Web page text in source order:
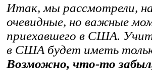
Итак, мы рассмотрели, на
очевидные, но важные
приехавшего в США.
в США будет иметь
Возможно, что-то